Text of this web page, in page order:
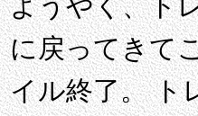
に戻ってきて
イル終了。 ト